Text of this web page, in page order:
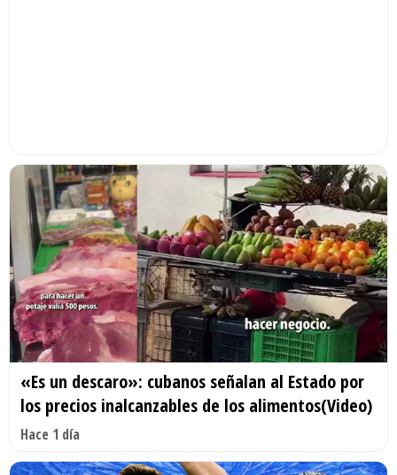
«Es un descaro»: cubanos señalan al Estado por
los precios inalcanzables de los alimentos(Video)
Hace 1 día